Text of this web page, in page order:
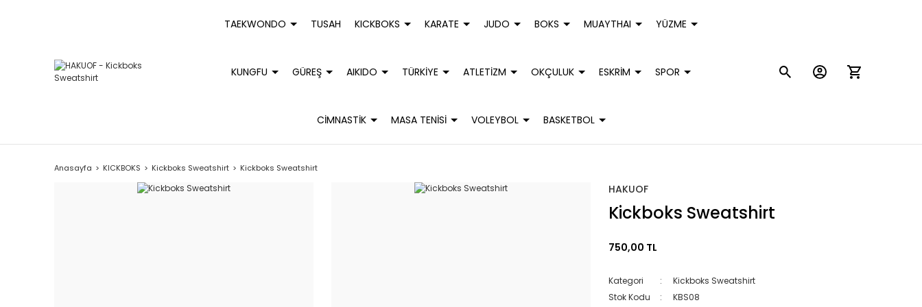
TAEKWONDO TUSAH KICKBOKS KARATE JUDO BOKS MUAYTHAI YÜZME
KUNGFU GÜREŞ AIKIDO TÜRKİYE ATLETİZM OKÇULUK ESKRİM SPOR
CİMNASTİK MASA TENİSİ VOLEYBOL BASKETBOL
Anasayfa KICKBOKS Kickboks Sweatshirt Kickboks Sweatshirt
HAKUOF
Kickboks Sweatshirt
750,00 TL
Kategori
Kickboks Sweatshirt
Stok Kodu
KBS08